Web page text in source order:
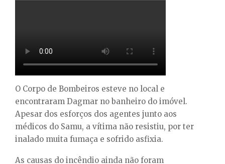
U
O Corpo de Bombeiros esteve no local e
encontraram Dagmar no banheiro do imóvel.
Apesar dos esforços dos agentes junto aos
médicos do Samu, a vítima não resistiu, por ter
inalado muita fumaça e sofrido asfixia.
As causas do incêndio ainda não foram